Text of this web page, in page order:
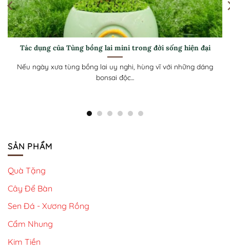
[Hướng dẫn] Cách chăm sóc Tùng bồng lai mini luôn xanh
tốt ở khí hậu nóng
Tùng Bồng Lai mini với tán lá kim dày như những đám mây
SẢN PHẨM
Quà Tặng
Cây Để Bàn
Sen Đá - Xương Rồng
Cẩm Nhung
Kim Tiền